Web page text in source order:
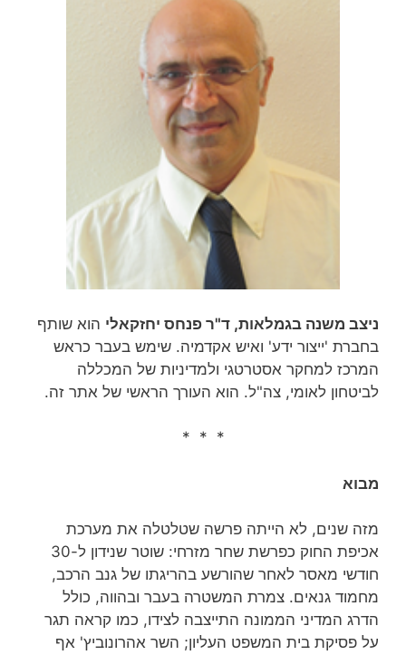
ניצב משנה בגמלאות, ד"ר פנחס יחזקאלי הוא שותף
בחברת 'ייצור ידע' ואיש אקדמיה. שימש בעבר כראש
המרכז למחקר אסטרטגי ולמדיניות של המכללה
לביטחון לאומי, צה"ל. הוא העורך הראשי של אתר זה.
* * *
מבוא
מזה שנים, לא הייתה פרשה שטלטלה את מערכת
אכיפת החוק כפרשת שחר מזרחי: שוטר שנידון ל-30
חודשי מאסר לאחר שהורשע בהריגתו של גנב הרכב,
מחמוד גנאים. צמרת המשטרה בעבר ובהווה, כולל
הדרג המדיני הממונה התייצבה לצידו, כמו קראה תגר
על פסיקת בית המשפט העליון; השר אהרונוביץ' אף